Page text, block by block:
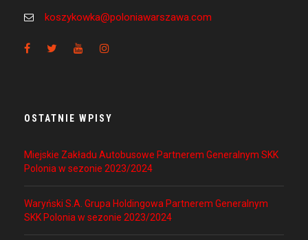
koszykowka@poloniawarszawa.com
OSTATNIE WPISY
Miejskie Zakładu Autobusowe Partnerem Generalnym SKK
Polonia w sezonie 2023/2024
Waryński S.A. Grupa Holdingowa Partnerem Generalnym
SKK Polonia w sezonie 2023/2024